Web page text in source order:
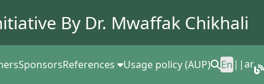
By Dr. Mwaffak Chikhali
SponsorsReferences Usage policy (AUP) En ||ar